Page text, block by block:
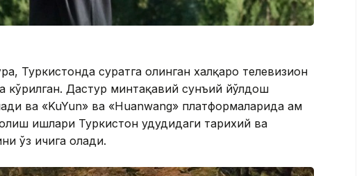
Туркистонда суратга олинган халқаро телевизион
кўрилган. Дастур минтақавий сунъий йўлдош
ва «KuYun» ва «Huanwang» платформаларида ҳам
ишлари Туркистон ҳудудидаги тарихий ва
ўз ичига олади.